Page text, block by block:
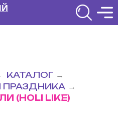
КАТАЛОГ →
→
(HOLI LIKE)